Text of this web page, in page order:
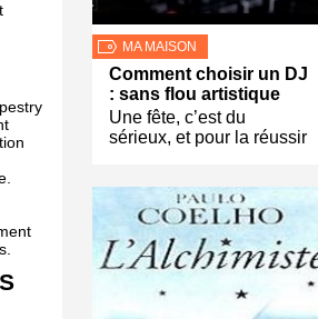
MA MAISON
Comment choisir un DJ
: sans flou artistique
Une fête, c’est du
sérieux, et pour la réussir